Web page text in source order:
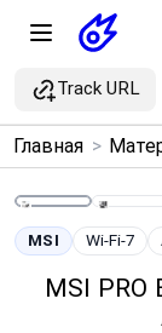
Track URL
Menu
Home
Search
Главная >
MSI Wi-Fi-7
MSI PRO